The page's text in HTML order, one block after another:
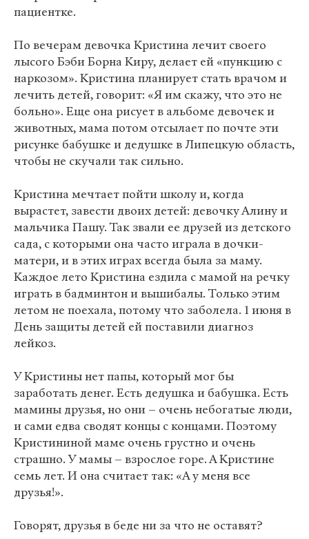
пациентке.
По вечерам девочка Кристина лечит своего
лысого Бэби Борна Киру, делает ей «пункцию с
наркозом». Кристина планирует стать врачом и
лечить детей, говорит: «Я им скажу, что это не
больно». Еще она рисует в альбоме девочек и
животных, мама потом отсылает по почте эти
рисунке бабушке и дедушке в Липецкую область,
чтобы не скучали так сильно.
Кристина мечтает пойти школу и, когда
вырастет, завести двоих детей: девочку Алину и
мальчика Пашу. Так звали ее друзей из детского
сада, с которыми она часто играла в дочки-
матери, и в этих играх всегда была за маму.
Каждое лето Кристина ездила с мамой на речку
играть в бадминтон и вышибалы. Только этим
летом не поехала, потому что заболела. 1 июня в
День защиты детей ей поставили диагноз
лейкоз.
У Кристины нет папы, который мог бы
заработать денег. Есть дедушка и бабушка. Есть
мамины друзья, но они – очень небогатые люди,
и сами едва сводят концы с концами. Поэтому
Кристининой маме очень грустно и очень
страшно. У мамы – взрослое горе. А Кристине
семь лет. И она считает так: «А у меня все
друзья!».
Говорят, друзья в беде ни за что не оставят?